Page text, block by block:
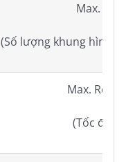
Max.
(Số lượng khung hình
Max.
(Tốc độ